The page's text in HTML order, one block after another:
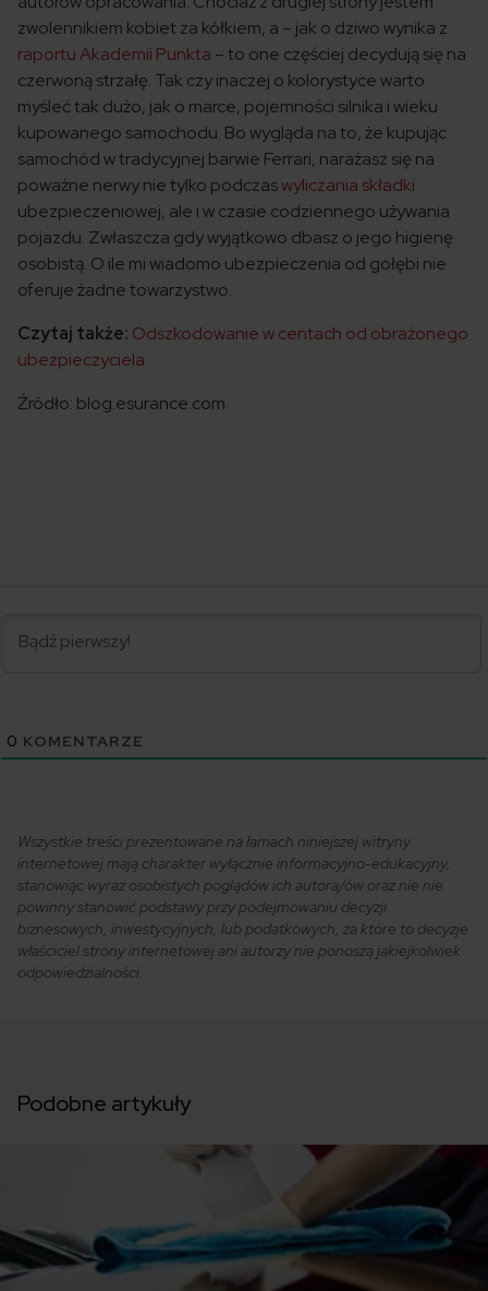
zwolennikiem kobiet za kółkiem, a – jak o dziwo wynika z
raportu Akademii Punkta – to one częściej decydują się na
czerwoną strzałę. Tak czy inaczej o kolorystyce warto
myśleć tak dużo, jak o marce, pojemności silnika i wieku
kupowanego samochodu. Bo wygląda na to, że kupując
samochód w tradycyjnej barwie Ferrari, narażasz się na
poważne nerwy nie tylko podczaswyliczania składki
ubezpieczeniowej, ale i w czasie codziennego używania
pojazdu. Zwłaszcza gdy wyjątkowo dbasz o jego higienę
osobistą. O ile mi wiadomo ubezpieczenia od gołębi nie
oferuje żadne towarzystwo.
Czytaj także: Odszkodowanie w centach od obrażonego
ubezpieczyciela
Źródło: blog.esurance.com
0 KOMENTARZE
Wszystkie treści prezentowane na łamach niniejszej witryny
internetowej mają charakter wyłącznie informacyjno-edukacyjny,
stanowiąc wyraz osobistych poglądów ich autora/ów oraz nie nie
powinny stanowić podstawy przy podejmowaniu decyzji
biznesowych, inwestycyjnych, lub podatkowych, za które to decyzje
właściciel strony internetowej ani autorzy nie ponoszą jakiejkolwiek
odpowiedzialności.
Podobne artykuły